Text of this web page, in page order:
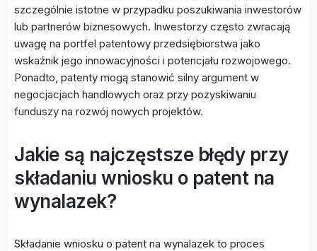
szczególnie istotne w przypadku poszukiwania inwestorów
lub partnerów biznesowych. Inwestorzy często zwracają
uwagę na portfel patentowy przedsiębiorstwa jako
wskaźnik jego innowacyjności i potencjału rozwojowego.
Ponadto, patenty mogą stanowić silny argument w
negocjacjach handlowych oraz przy pozyskiwaniu
funduszy na rozwój nowych projektów.
Jakie są najczęstsze błędy przy
składaniu wniosku o patent na
wynalazek?
Składanie wniosku o patent na wynalazek to proces